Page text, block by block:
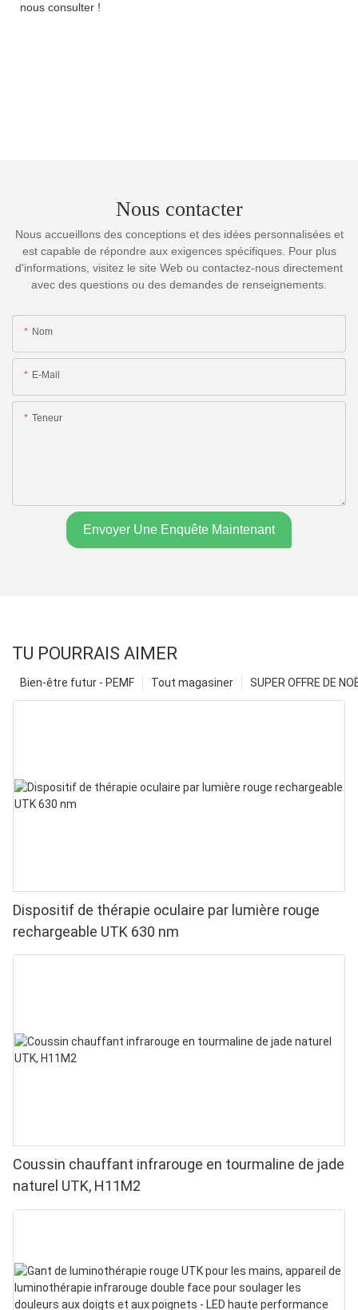
nous consulter !
Nous contacter
Nous accueillons des conceptions et des idées personnalisées et
est capable de répondre aux exigences spécifiques. Pour plus
d'informations, visitez le site Web ou contactez-nous directement
avec des questions ou des demandes de renseignements.
Nom
E-Mail
Teneur
Envoyer Une Enquête Maintenant
TU POURRAIS AIMER
SUPER OFFRE DE
Tout magasiner
Bien-être futur - PEMF
Dispositif de thérapie oculaire par lumière rouge
rechargeable UTK 630 nm
Coussin chauffant infrarouge en tourmaline de jade
naturel UTK, H11M2